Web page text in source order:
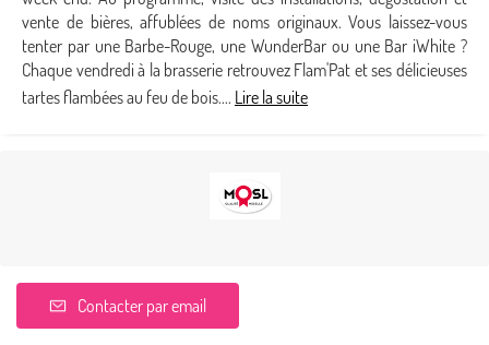
vente de bières, affublées de noms originaux. Vous laissez-vous
tenter par une Barbe-Rouge, une WunderBar ou une Bar iWhite ?
Chaque vendredi à la brasserie retrouvez Flam'Pat et ses délicieuses
tartes flambées au feu de bois.... Lire la suite
Contacter par email